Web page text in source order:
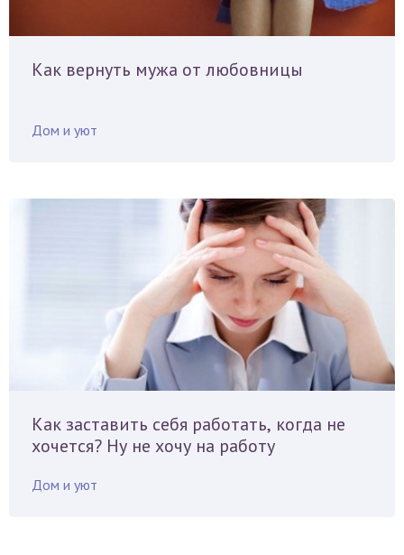
Как вернуть мужа от любовницы
Дом и уют
Как заставить себя работать, когда не
хочется? Ну не хочу на работу
Дом и уют